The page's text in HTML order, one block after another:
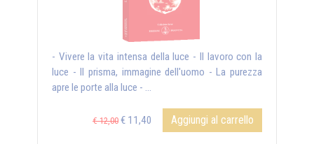
- Vivere la vita intensa della luce - Il lavoro con la
luce - Il prisma, immagine dell'uomo - La purezza
apre le porte alla luce - ...
€ 12,00 € 11,40 Aggiungi al carrello